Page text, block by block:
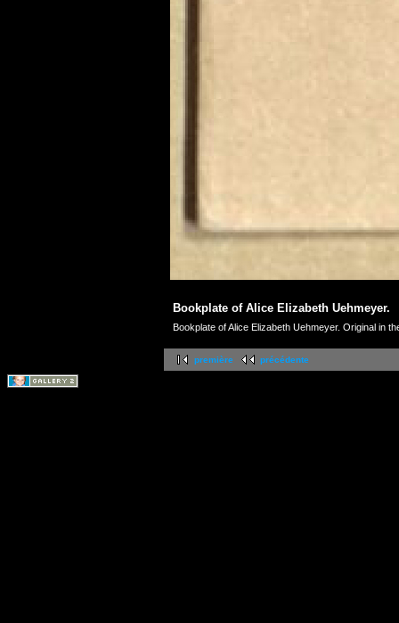
Bookplate of Alice Elizabeth Uehmeyer.
Bookplate of Alice Elizabeth Uehmeyer. Original in
première précédente